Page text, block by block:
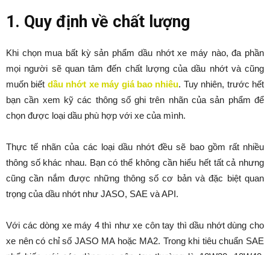
1. Quy định về chất lượng
Khi chọn mua bất kỳ sản phẩm dầu nhớt xe máy nào, đa phần
mọi người sẽ quan tâm đến chất lượng của dầu nhớt và cũng
muốn biết dầu nhớt xe máy giá bao nhiêu. Tuy nhiên, trước hết
bạn cần xem kỹ các thông số ghi trên nhãn của sản phẩm để
chọn được loại dầu phù hợp với xe của mình.
Thực tế nhãn của các loại dầu nhớt đều sẽ bao gồm rất nhiều
thông số khác nhau. Bạn có thể không cần hiểu hết tất cả nhưng
cũng cần nắm được những thông số cơ bản và đặc biệt quan
trọng của dầu nhớt như JASO, SAE và API.
Với các dòng xe máy 4 thì như xe côn tay thì dầu nhớt dùng cho
xe nên có chỉ số JASO MA hoặc MA2. Trong khi tiêu chuẩn SAE